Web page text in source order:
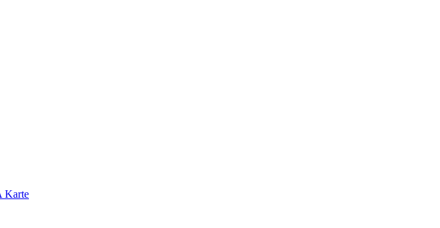
Karte